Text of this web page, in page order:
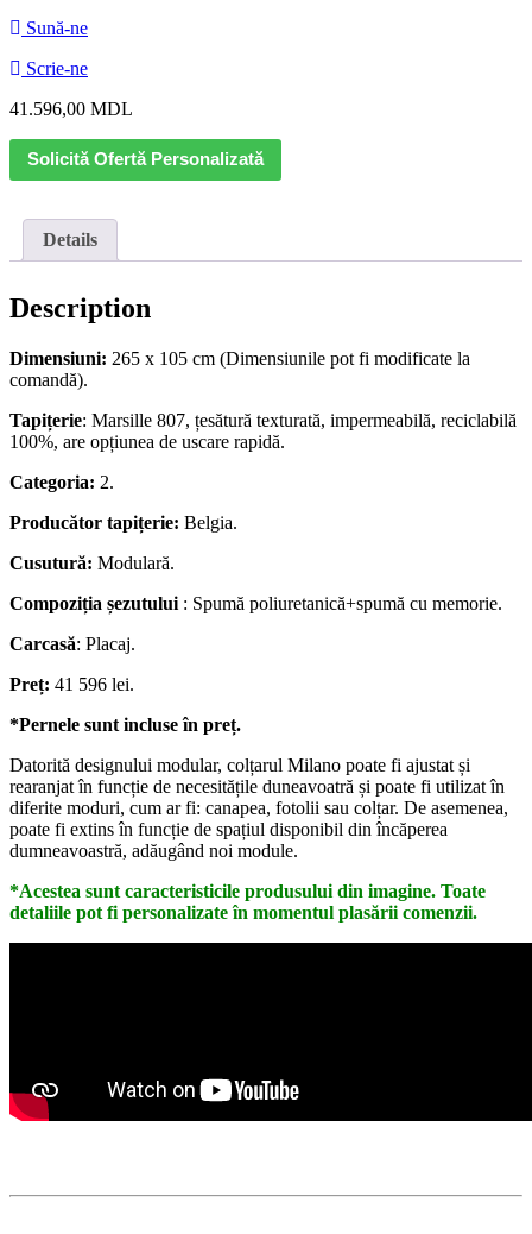
Sună-ne
Scrie-ne
41.596,00 MDL
Solicită Ofertă Personalizată
Details
Description
Dimensiuni: 265 x 105 cm (Dimensiunile pot fi modificate la
comandă).
Tapițerie: Marsille 807, țesătură texturată, impermeabilă, reciclabilă
100%, are opțiunea de uscare rapidă.
Categoria: 2.
Producător tapițerie: Belgia.
Cusutură: Modulară.
Compoziția șezutului : Spumă poliuretanică+spumă cu memorie.
Carcasă: Placaj.
Preț: 41 596 lei.
*Pernele sunt incluse în preț.
Datorită designului modular, colțarul Milano poate fi ajustat și
rearanjat în funcție de necesitățile duneavoatră și poate fi utilizat în
diferite moduri, cum ar fi: canapea, fotolii sau colțar. De asemenea,
poate fi extins în funcție de spațiul disponibil din încăperea
dumneavoastră, adăugând noi module.
*Acestea sunt caracteristicile produsului din imagine. Toate
detaliile pot fi personalizate în momentul plasării comenzii.